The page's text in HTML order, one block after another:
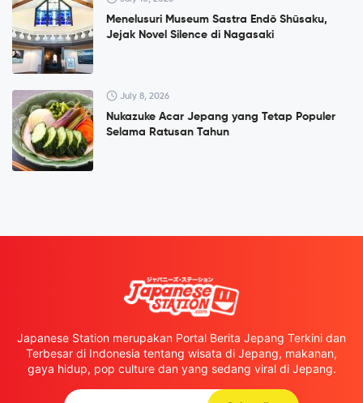
Menelusuri Museum Sastra Endō Shūsaku,
Jejak Novel Silence di Nagasaki
July 8, 2026
Nukazuke Acar Jepang yang Tetap Populer
Selama Ratusan Tahun
Japanese Station merupakan Portal Berita Jepang Terkini dan
Terbesar di Indonesia tentang wisata di Jepang, makanan,
gaya hidup, pop culture dan yang sedang viral di Jepang.